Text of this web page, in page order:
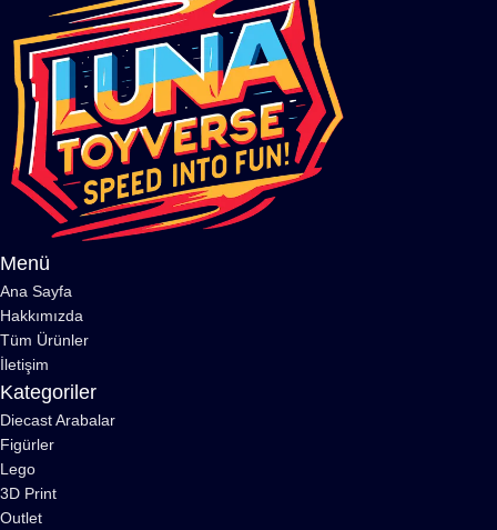
Menü
Ana Sayfa
Hakkımızda
Tüm Ürünler
İletişim
Kategoriler
Diecast Arabalar
Figürler
Lego
3D Print
Outlet